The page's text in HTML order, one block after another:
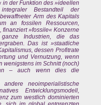
in der Funktion des »ideellen
Bestandteil der
Arm des Kapitals
an fossilen Ressourcen,
finanziert »fossile« Konzerne
Industrien, die das
Das ist »staatliche
dessen Profitrate
und Vernutzung, wenn
wenigstens im Schnitt (noch)
– auch wenn dies die
neoimperialistische
Entwicklungsmodell,
zum westlich dominierten